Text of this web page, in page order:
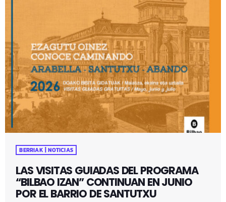
BERRIAK | NOTICIAS
LAS VISITAS GUIADAS DEL PROGRAMA
“BILBAO IZAN” CONTINUAN EN JUNIO
POR EL BARRIO DE SANTUTXU